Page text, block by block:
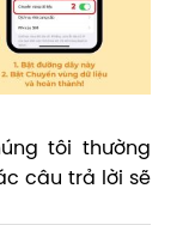
tôi thường
câu trả lời sẽ